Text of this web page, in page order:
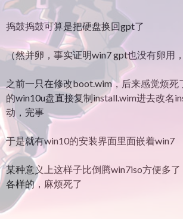
捣鼓捣鼓可算是把硬盘换回gpt了
（然并卵，事实证明win7 gpt也没有卵用
之前一只在修改boot.wim，后来感觉烦死
的win10u盘直接复制install.wim进去改名
动，完事
于是就有win10的安装界面里面嵌着win7
某种意义上这样子比倒腾win7iso方便多
各样的，麻烦死了